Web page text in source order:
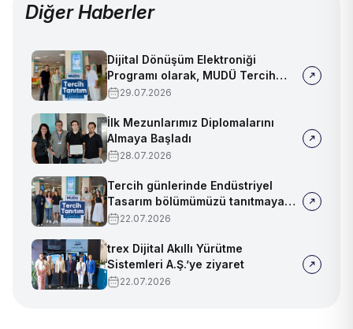
Diğer Haberler
Dijital Dönüşüm Elektroniği
Programı olarak, MUDÜ Tercih
Tanıtım Günleri'nde biz de
29.07.2026
İlk Mezunlarımız Diplomalarını
Almaya Başladı
28.07.2026
Tercih günlerinde Endüstriyel
Tasarım bölümümüzü tanıtmaya
devam ediyoruz!
22.07.2026
trex Dijital Akıllı Yürütme
Sistemleri A.Ş.’ye ziyaret
22.07.2026